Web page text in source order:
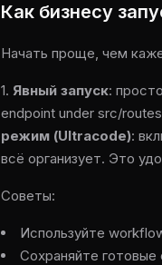
Как бизнесу
Начать проще, чем
1. Явный запуск:
endpoint under src/
режим (Ultracode):
всё организует. Это
Советы:
Используйте
Сохраняйте